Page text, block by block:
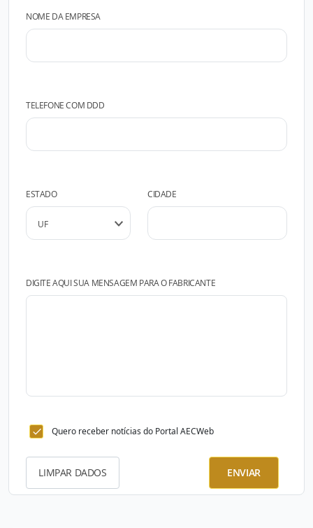
NOME DA EMPRESA
TELEFONE COM DDD
ESTADO CIDADE
DIGITE AQUI SUA MENSAGEM PARA O FABRICANTE
Quero receber notícias do Portal AECWeb
LIMPAR DADOS ENVIAR